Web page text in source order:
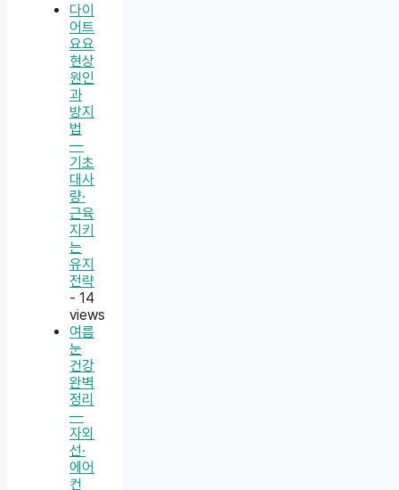
다이
어트
요요
현상
원인
과
방지
법
—
기초
대사
량·
근육
지키
는
유지
전략
- 14
views
여름
눈
건강
완벽
정리
—
자외
선·
에어
컨